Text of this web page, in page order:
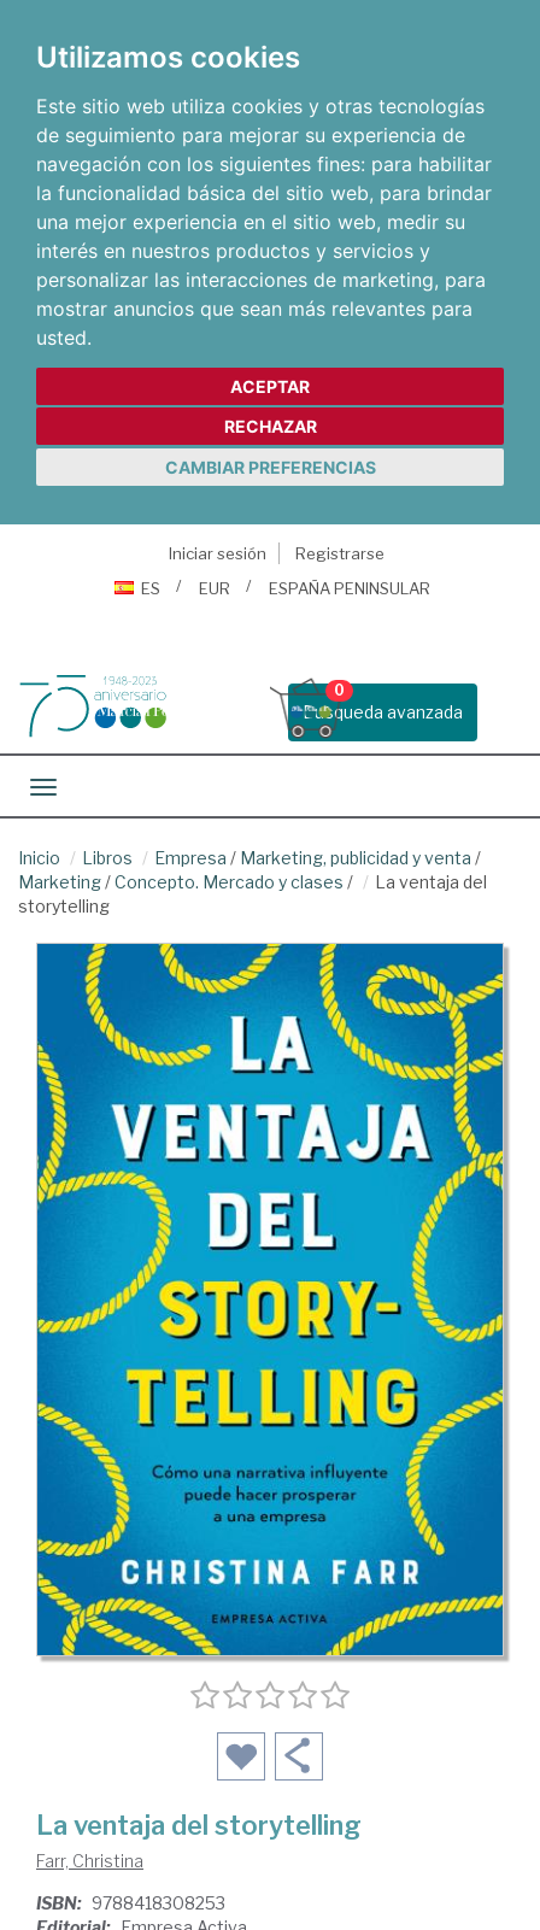
Utilizamos cookies
Este sitio web utiliza cookies y otras tecnologías
de seguimiento para mejorar su experiencia de
navegación con los siguientes fines: para habilitar
la funcionalidad básica del sitio web, para brindar
una mejor experiencia en el sitio web, medir su
interés en nuestros productos y servicios y
personalizar las interacciones de marketing, para
mostrar anuncios que sean más relevantes para
usted.
ACEPTAR
RECHAZAR
CAMBIAR PREFERENCIAS
Iniciar sesión
Registrarse
ES
EUR ESPAÑA PENINSULAR
Busqueda avanzada
0
Toggle navigation
Inicio Libros Empresa / Marketing, publicidad y venta /
Marketing/Concepto. Mercado y clases /
La ventaja del
storytelling
La ventaja del storytelling
Farr, Christina
ISBN: 9788418308253